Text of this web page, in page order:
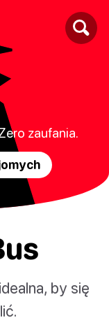
zaufania.
by się